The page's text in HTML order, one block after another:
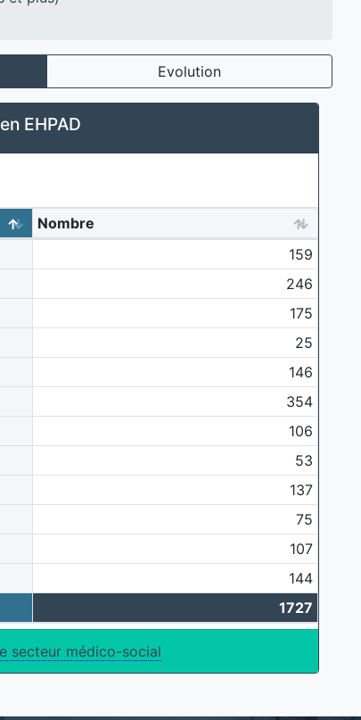
Evolution
EHPAD
Nombre
159
246
175
25
146
354
106
53
137
75
107
144
1727
secteur médico-social